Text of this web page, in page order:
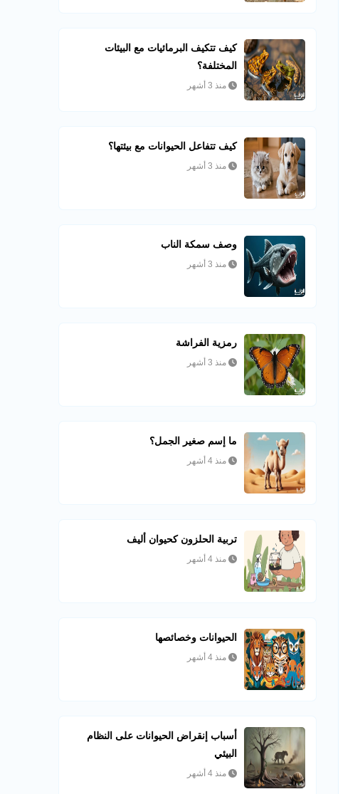
كيف تتكيف البرمائيات مع البيئات
المختلفة؟
منذ 3 أشهر
كيف تتفاعل الحيوانات مع بيئتها؟
منذ 3 أشهر
وصف سمكة الناب
منذ 3 أشهر
رمزية الفراشة
منذ 3 أشهر
ما إسم صغير الجمل؟
منذ 4 أشهر
تربية الحلزون كحيوان أليف
منذ 4 أشهر
الحيوانات وخصائصها
منذ 4 أشهر
أسباب إنقراض الحيوانات على النظام
البيئي
منذ 4 أشهر